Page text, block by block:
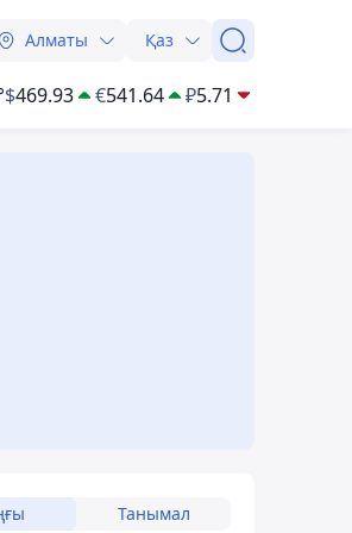
Алматы Қаз
$469.93 €541.64 ₽5.71
Танымал